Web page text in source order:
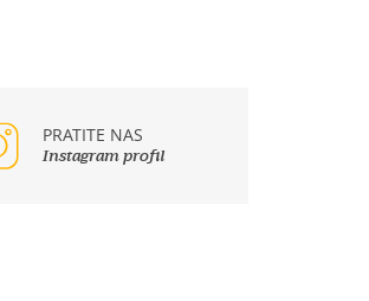
PRATITE NAS
Instagram profil